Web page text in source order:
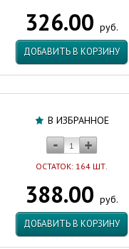
326.00 руб.
ДОБАВИТЬ В КОРЗИНУ
В ИЗБРАННОЕ
ОСТАТОК: 164 ШТ.
388.00 руб.
ДОБАВИТЬ В КОРЗИНУ